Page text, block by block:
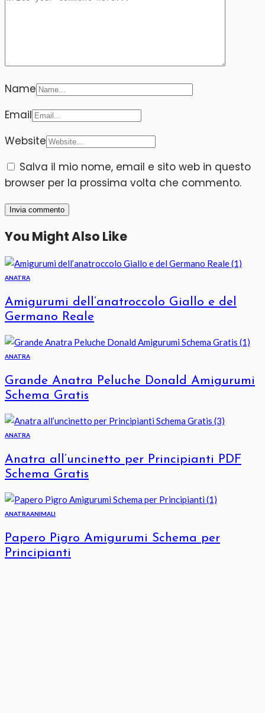
Name
Email
Website
Salva il mio nome, email e sito web in questo
browser per la prossima volta che commento.
You Might Also Like
ANATRA
Amigurumi dell’anatroccolo Giallo e del
Germano Reale
ANATRA
Grande Anatra Peluche Donald Amigurumi
Schema Gratis
ANATRA
Anatra all’uncinetto per Principianti PDF
Schema Gratis
ANATRAANIMALI
Papero Pigro Amigurumi Schema per
Principianti